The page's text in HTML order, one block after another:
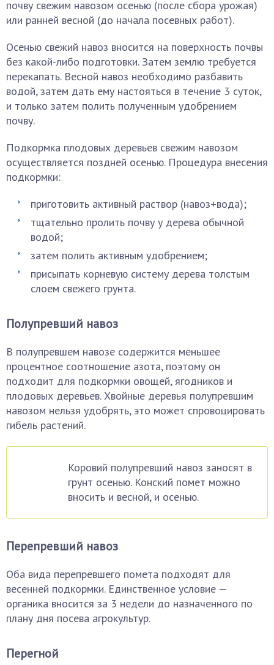
почву свежим навозом осенью (после сбора урожая)
или ранней весной (до начала посевных работ).
Осенью свежий навоз вносится на поверхность почвы
без какой-либо подготовки. Затем землю требуется
перекапать. Весной навоз необходимо разбавить
водой, затем дать ему настояться в течение 3 суток,
и только затем полить полученным удобрением
почву.
Подкормка плодовых деревьев свежим навозом
осуществляется поздней осенью. Процедура внесения
подкормки:
приготовить активный раствор (навоз+вода);
тщательно пролить почву у дерева обычной
водой;
затем полить активным удобрением;
присыпать корневую систему дерева толстым
слоем свежего грунта.
Полупревший навоз
В полупревшем навозе содержится меньшее
процентное соотношение азота, поэтому он
подходит для подкормки овощей, ягодников и
плодовых деревьев. Хвойные деревья полупревшим
навозом нельзя удобрять, это может спровоцировать
гибель растений.
Коровий полупревший навоз заносят в
грунт осенью. Конский помет можно
вносить и весной, и осенью.
Перепревший навоз
Оба вида перепревшего помета подходят для
весенней подкормки. Единственное условие —
органика вносится за 3 недели до назначенного по
плану дня посева агрокультур.
Перегной